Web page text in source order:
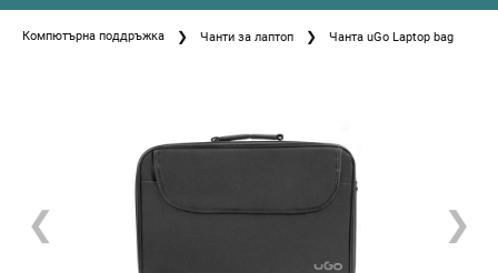
Компютърна поддръжка Чанти за лаптоп Чанта uGo Laptop bag
❮ ❯